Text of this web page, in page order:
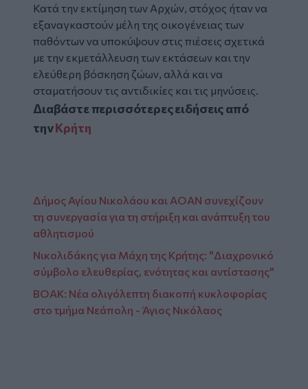
Κατά την εκτίμηση των Αρχών, στόχος ήταν να
εξαναγκαστούν μέλη της οικογένειας των
παθόντων να υποκύψουν στις πιέσεις σχετικά
με την εκμετάλλευση των εκτάσεων και την
ελεύθερη βόσκηση ζώων, αλλά και να
σταματήσουν τις αντιδικίες και τις μηνύσεις.
Διαβάστε περισσότερες ειδήσεις από
τηνΚρήτη
Δήμος Αγίου Νικολάου και ΑΟΑΝ συνεχίζουν
τη συνεργασία για τη στήριξη και ανάπτυξη του
αθλητισμού
Νικολιδάκης για Μάχη της Κρήτης: "Διαχρονικό
σύμβολο ελευθερίας, ενότητας και αντίστασης"
ΒΟΑΚ: Νέα ολιγόλεπτη διακοπή κυκλοφορίας
στο τμήμα Νεάπολη - Άγιος Νικόλαος